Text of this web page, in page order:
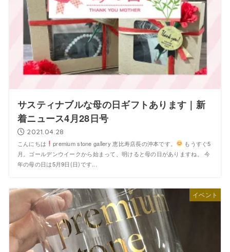
サスティナブルな母の日ギフトあります｜新
着ニュース4月28日号
2021.04.28
こんにちは premium stone gallery 恵比寿店長の沖本です。
もうすぐ5
月。ゴールデンウイークから始まって、明けると母の日がありますね。 今
年の母の日は5月9日(日)です...
イベント